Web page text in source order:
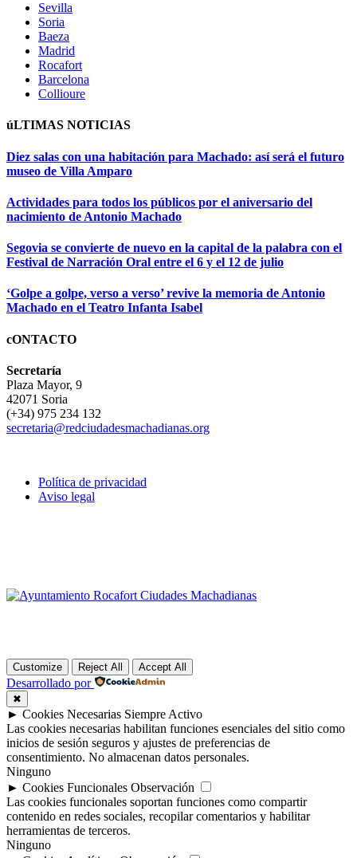
Sevilla
Soria
Baeza
Madrid
Rocafort
Barcelona
Collioure
úLTIMAS NOTICIAS
Diez salas con una habitación para Machado: así será el futuro
museo de Villa Amparo
Actividades para todos los públicos por el aniversario del
nacimiento de Antonio Machado
Segovia se convierte de nuevo en la capital de la palabra con el
Festival de Narración Oral entre el 6 y el 12 de julio
‘Golpe a golpe, verso a verso’ revive la memoria de Antonio
Machado en el Teatro Infanta Isabel
cONTACTO
Secretaría
Plaza Mayor, 9
42071 Soria
(+34) 975 234 132
secretaria@redciudadesmachadianas.org
Política de privacidad
Aviso legal
Customize Reject All Accept All
Desarrollado por
✖
► Cookies Necesarias Siempre Activo
Las cookies necesarias habilitan funciones esenciales del sitio como
inicios de sesión seguros y ajustes de preferencias de
consentimiento. No almacenan datos personales.
Ninguno
► Cookies Funcionales Observación
Las cookies funcionales soportan funciones como compartir
contenido en redes sociales, recopilar comentarios y habilitar
herramientas de terceros.
Ninguno